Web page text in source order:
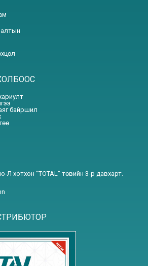
байршил
Л хотхон "TOTAL" төвийн 3-р давхарт.